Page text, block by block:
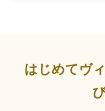
はじめてヴ